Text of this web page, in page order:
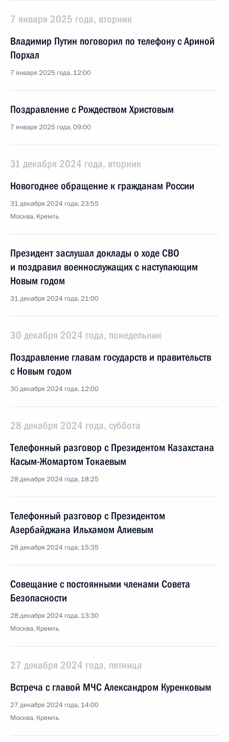
7 января 2025 года, вторник
Владимир Путин поговорил по телефону с Ариной
Порхал
7 января 2025 года, 12:00
Поздравление с Рождеством Христовым
7 января 2025 года, 09:00
31 декабря 2024 года, вторник
Новогоднее обращение к гражданам России
31 декабря 2024 года, 23:55
Москва, Кремль
Президент заслушал доклады о ходе СВО
и поздравил военнослужащих с наступающим
Новым годом
31 декабря 2024 года, 21:00
30 декабря 2024 года, понедельник
Поздравление главам государств и правительств
с Новым годом
30 декабря 2024 года, 12:00
28 декабря 2024 года, суббота
Телефонный разговор с Президентом Казахстана
Касым-Жомартом Токаевым
28 декабря 2024 года, 18:25
Телефонный разговор с Президентом
Азербайджана Ильхамом Алиевым
28 декабря 2024 года, 15:35
Совещание с постоянными членами Совета
Безопасности
28 декабря 2024 года, 13:30
Москва, Кремль
27 декабря 2024 года, пятница
Встреча с главой МЧС Александром Куренковым
27 декабря 2024 года, 14:00
Москва, Кремль